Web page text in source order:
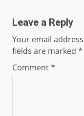
Leave a Reply
Your email
fields are marked *
Comment*